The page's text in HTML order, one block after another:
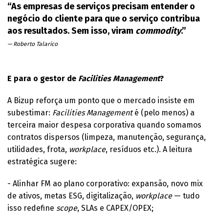
“As empresas de serviços precisam entender o
negócio do cliente para que o serviço contribua
aos resultados. Sem isso, viram commodity.”
— Roberto Talarico
E para o gestor de Facilities Management?
A Bizup reforça um ponto que o mercado insiste em
subestimar: Facilities Managementé (pelo menos) a
terceira maior despesa corporativa quando somamos
contratos dispersos (limpeza, manutenção, segurança,
utilidades, frota, workplace, resíduos etc.). A leitura
estratégica sugere:
- Alinhar FM ao plano corporativo: expansão, novo mix
de ativos, metas ESG, digitalização, workplace — tudo
isso redefine scope, SLAs e CAPEX/OPEX;